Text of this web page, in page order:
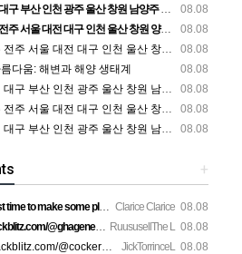
08.08
산 인천 광주 울산 창원 남양주 이혼전문변호사 정보
08.08
산 창원 양산 포항 천안 평택 용인 고양 성남 수원 일수, 미용학원, 가족사진, 점집, 한복대여, 독학재수학원, 재회부적 정보
08.08
산 창원 양산 포항 천안 평택 용인 고양 성남 수원 일수, 미용학원, 가족사진, 점집, 한복대여, 독학재수학원, 재회부적 정보
08.08
다움: 해변과 해양 생태계
08.08
산 인천 광주 울산 창원 남양주 이혼전문변호사 정보
08.08
산 창원 양산 포항 천안 평택 용인 고양 성남 수원 일수, 미용학원, 가족사진, 점집, 한복대여, 독학재수학원, 재회부적 정보
08.08
산 인천 광주 울산 창원 남양주 이혼전문변호사 정보
+
Clarice Clarice 08.08
make some plans for the long run and …
RuususellThe L 08.08
collections/what-happens-…
JickTorrinceL 08.08
@cockerhanstartup/collections/help__-…